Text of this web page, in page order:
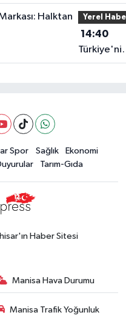
Yerel
14:40
En İyi
Terzi’den Anne-
Tamamlayan
Spor Sağlık
Ekonomi
Tarım-Gıda
Haber Sitesi
Manisa Hava Durumu
Manisa Trafik Yoğunluk